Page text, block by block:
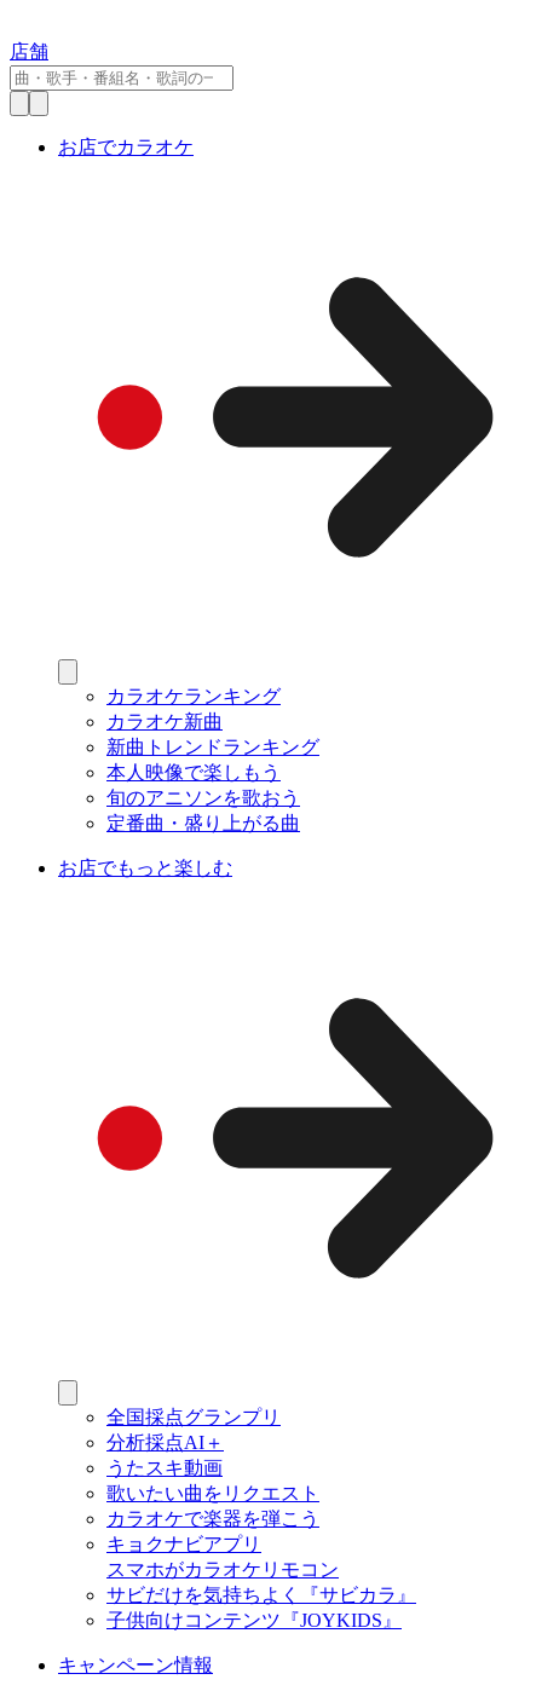
店舗
お店でカラオケ
カラオケランキング
カラオケ新曲
新曲トレンドランキング
本人映像で楽しもう
旬のアニソンを歌おう
定番曲・盛り上がる曲
お店でもっと楽しむ
全国採点グランプリ
分析採点AI＋
うたスキ動画
歌いたい曲をリクエスト
カラオケで楽器を弾こう
キョクナビアプリ
スマホがカラオケリモコン
サビだけを気持ちよく『サビカラ』
子供向けコンテンツ『JOYKIDS』
キャンペーン情報